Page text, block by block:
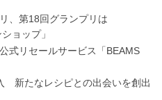
、第18回グランプリは
ョップ」
式リセールサービス「BEAMS
新たなレシピとの出会いを創出